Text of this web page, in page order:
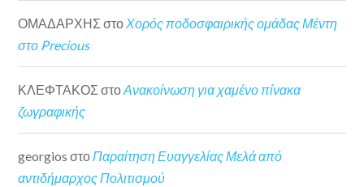
ΟΜΑΔΑΡΧΗΣ στο Χορός ποδοσφαιρικής ομάδας Μέντη
στο Precious
ΚΛΕΦΤΑΚΟΣ στοΑνακοίνωση για χαμένο πίνακα
ζωγραφικής
georgios στοΠαραίτηση Ευαγγελίας Μελά από
αντιδήμαρχος Πολιτισμού